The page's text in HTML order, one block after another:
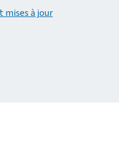
mises à jour